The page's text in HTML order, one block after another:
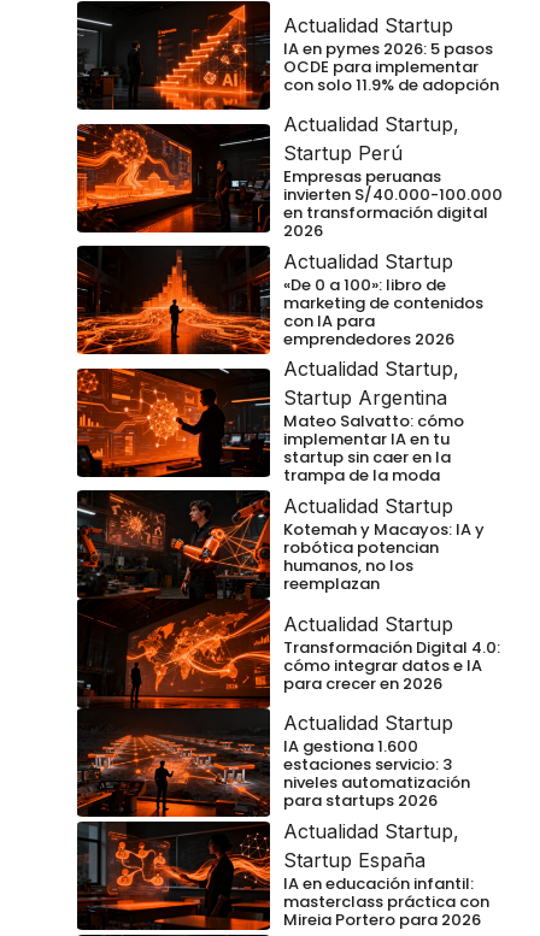
Actualidad Startup
IA en pymes 2026: 5 pasos
OCDE para implementar
con solo 11.9% de adopción
Actualidad Startup,
Startup Perú
Empresas peruanas
invierten S/40.000-100.000
en transformación digital
2026
Actualidad Startup
«De 0 a 100»: libro de
marketing de contenidos
con IA para
emprendedores 2026
Actualidad Startup,
Startup Argentina
Mateo Salvatto: cómo
implementar IA en tu
startup sin caer en la
trampa de la moda
Actualidad Startup
Kotemah y Macayos: IA y
robótica potencian
humanos, no los
reemplazan
Actualidad Startup
Transformación Digital 4.0:
cómo integrar datos e IA
para crecer en 2026
Actualidad Startup
IA gestiona 1.600
estaciones servicio: 3
niveles automatización
para startups 2026
Actualidad Startup,
Startup España
IA en educación infantil:
masterclass práctica con
Mireia Portero para 2026